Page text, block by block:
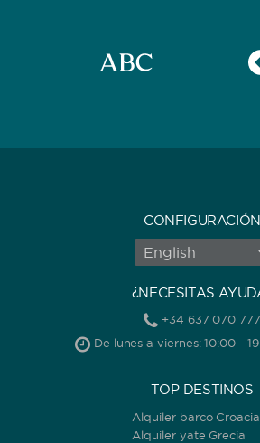
CONFIGURACIÓN
¿NECESITAS
+34 637 070 777
De lunes a viernes: 10:00 -
TOP DESTINOS
Alquiler barco Croacia
Alquiler yate Grecia